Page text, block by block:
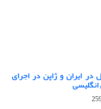
ایران و ژاپن در اجرای